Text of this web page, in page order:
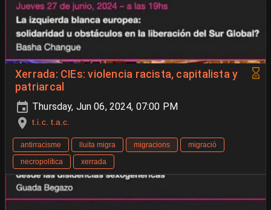
Xerrada: CIEs: violencia racista, capitalista y
patriarcal
Thursday, Jun 06, 2024, 07:00 PM
t.i.c. t.a.c.
antirracisme lluita migra migracions
migració
necropolítica
xerrada